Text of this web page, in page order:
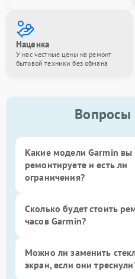
Наценка
У нас честные цены на ремонт
бытовой техники без обмана
Вопросы
Какие модели Garmin вы
ремонтируете и есть ли
ограничения?
Сколько будет стоить
часов Garmin?
Можно ли заменить
экран, если они